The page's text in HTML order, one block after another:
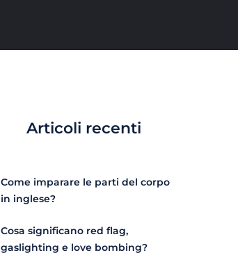
Articoli recenti
Come imparare le parti del corpo
in inglese?
Cosa significano red flag,
gaslighting e love bombing?